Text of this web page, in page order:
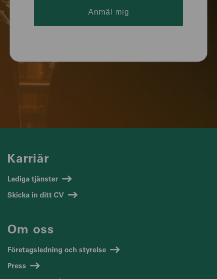
Karriär
Lediga tjänster
Skicka in ditt CV
Om oss
Företagsledning och styrelse
Press